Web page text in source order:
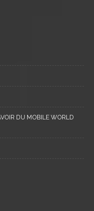
DU MOBILE WORLD